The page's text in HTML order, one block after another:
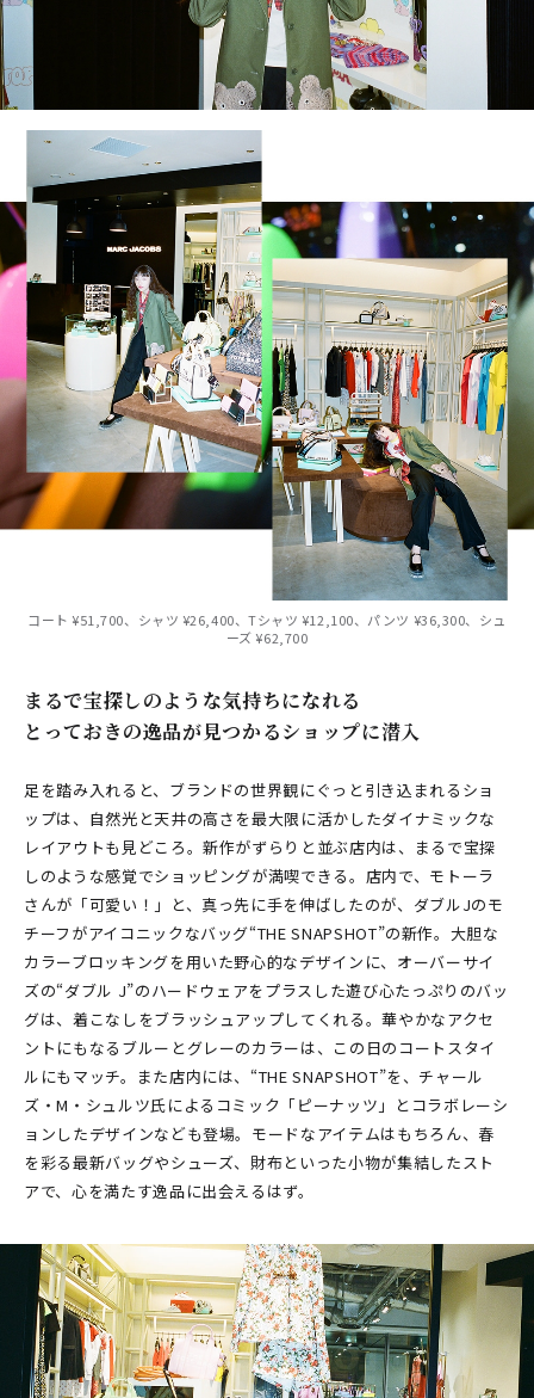
コート ¥51,700、シャツ ¥26,400、Tシャツ ¥12,100、パンツ ¥36,300、シュ
ーズ ¥62,700
まるで宝探しのような気持ちになれる
とっておきの逸品が見つかるショップに潜入
足を踏み入れると、ブランドの世界観にぐっと引き込まれるショ
ップは、自然光と天井の高さを最大限に活かしたダイナミックな
レイアウトも見どころ。新作がずらりと並ぶ店内は、まるで宝探
しのような感覚でショッピングが満喫できる。店内で、モトーラ
さんが「可愛い！」と、真っ先に手を伸ばしたのが、ダブルJのモ
チーフがアイコニックなバッグ“THE SNAPSHOT”の新作。大胆な
カラーブロッキングを用いた野心的なデザインに、オーバーサイ
ズの“ダブル J”のハードウェアをプラスした遊び心たっぷりのバッ
グは、着こなしをブラッシュアップしてくれる。華やかなアクセ
ントにもなるブルーとグレーのカラーは、この日のコートスタイ
ルにもマッチ。また店内には、“THE SNAPSHOT”を、チャール
ズ・M・シュルツ氏によるコミック「ピーナッツ」とコラボレーシ
ョンしたデザインなども登場。モードなアイテムはもちろん、春
を彩る最新バッグやシューズ、財布といった小物が集結したスト
アで、心を満たす逸品に出会えるはず。